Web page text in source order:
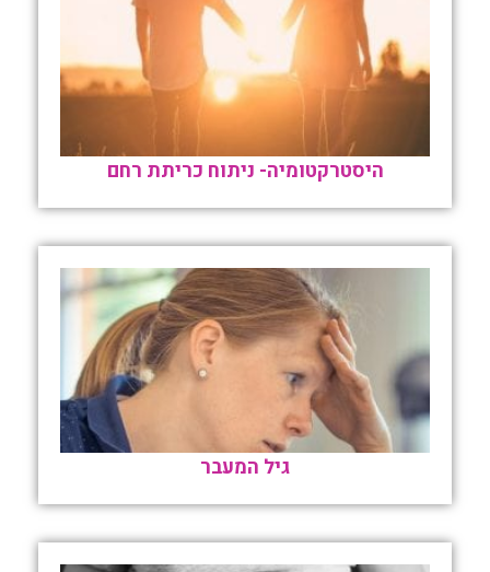
היסטרקטומיה- ניתוח כריתת רחם
גיל המעבר